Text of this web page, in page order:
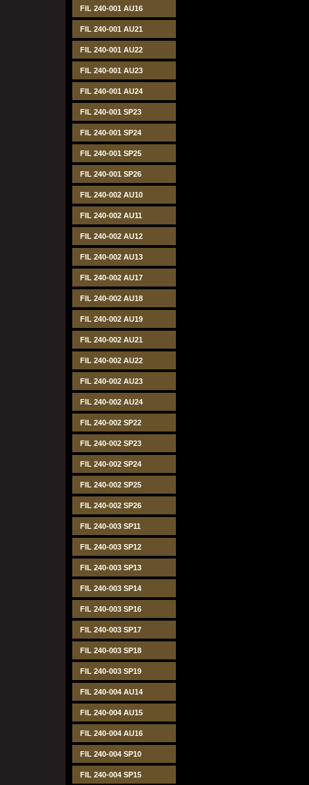
FIL 240-001 AU16
FIL 240-001 AU21
FIL 240-001 AU22
FIL 240-001 AU23
FIL 240-001 AU24
FIL 240-001 SP23
FIL 240-001 SP24
FIL 240-001 SP25
FIL 240-001 SP26
FIL 240-002 AU10
FIL 240-002 AU11
FIL 240-002 AU12
FIL 240-002 AU13
FIL 240-002 AU17
FIL 240-002 AU18
FIL 240-002 AU19
FIL 240-002 AU21
FIL 240-002 AU22
FIL 240-002 AU23
FIL 240-002 AU24
FIL 240-002 SP22
FIL 240-002 SP23
FIL 240-002 SP24
FIL 240-002 SP25
FIL 240-002 SP26
FIL 240-003 SP11
FIL 240-003 SP12
FIL 240-003 SP13
FIL 240-003 SP14
FIL 240-003 SP16
FIL 240-003 SP17
FIL 240-003 SP18
FIL 240-003 SP19
FIL 240-004 AU14
FIL 240-004 AU15
FIL 240-004 AU16
FIL 240-004 SP10
FIL 240-004 SP15